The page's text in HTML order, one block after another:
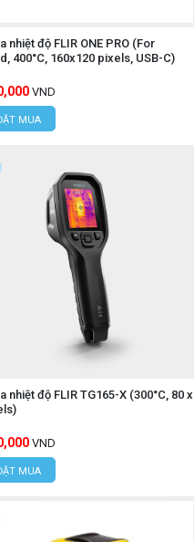
nhiệt độ FLIR ONE PRO (For
400°C, 160x120 pixels, USB-C)
VND
MUA
nhiệt độ FLIR TG165-X (300°C, 80 x
VND
MUA